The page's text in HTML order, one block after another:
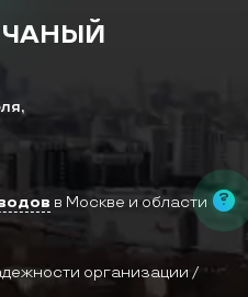
в Москве и области ?
организации /